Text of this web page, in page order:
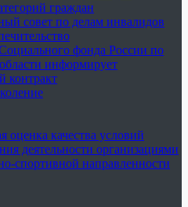
граждан
совет по делам инвалидов
фонда России по
информирует
контракт
оценка качества условий
деятельности организациями
спортивной направленности